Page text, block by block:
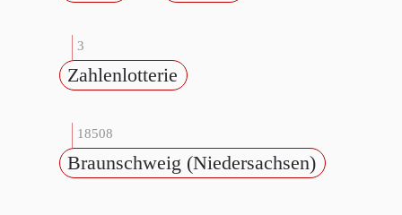
3
Zahlenlotterie
18508
Braunschweig (Niedersachsen)